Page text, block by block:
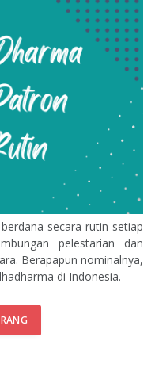
secara rutin setiap
pelestarian dan
Berapapun nominalnya,
di Indonesia.